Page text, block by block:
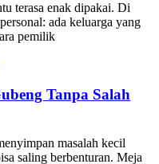
terasa enak dipakai. Di
ada keluarga yang
pemilik
Tanpa Salah
masalah kecil
saling berbenturan. Meja